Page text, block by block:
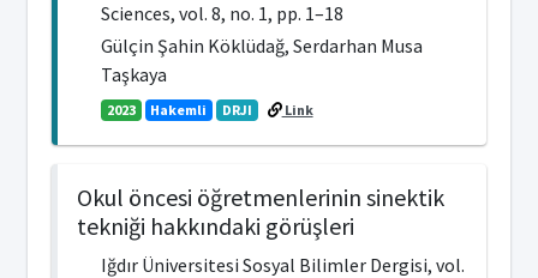
Sciences, vol. 8, no. 1, pp. 1–18
Gülçin Şahin Köklüdağ, Serdarhan Musa
Taşkaya
2023 Hakemli DRJI Link
Okul öncesi öğretmenlerinin sinektik
tekniği hakkındaki görüşleri
Iğdır Üniversitesi Sosyal Bilimler Dergisi, vol.